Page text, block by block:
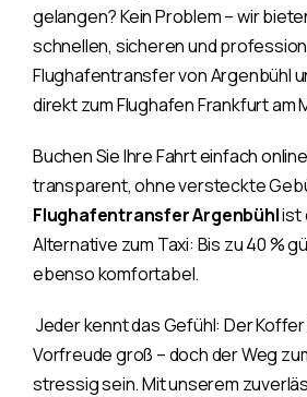
gelangen? Kein Problem – wir
schnellen, sicheren und
Flughafentransfer von Argenbühl
direkt zum Flughafen Frankfurt am
Buchen Sie Ihre Fahrt einfach
transparent, ohne versteckte
Flughafentransfer Argenbühlist
Alternative zum Taxi: Bis zu 40 %
ebenso komfortabel.
Jeder kennt das Gefühl: Der
Vorfreude groß – doch der Weg
stressig sein. Mit unserem